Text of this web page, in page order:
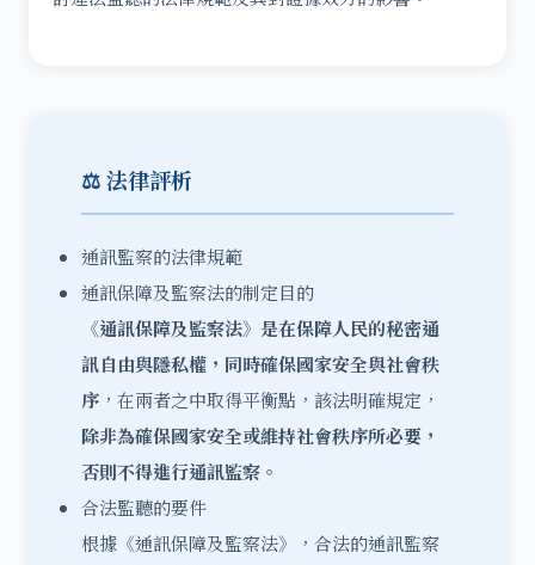
⚖️ 法律評析
通訊監察的法律規範
通訊保障及監察法的制定目的
《通訊保障及監察法》是在保障人民的秘密通
訊自由與隱私權，同時確保國家安全與社會秩
序 ，在兩者之中取得平衡點，該法明確規定，
除非為確保國家安全或維持社會秩序所必要，
否則不得進行通訊監察。
合法監聽的要件
根據《通訊保障及監察法》，合法的通訊監察